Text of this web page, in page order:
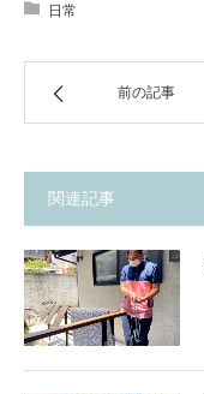
日常
前の記事
関連記事